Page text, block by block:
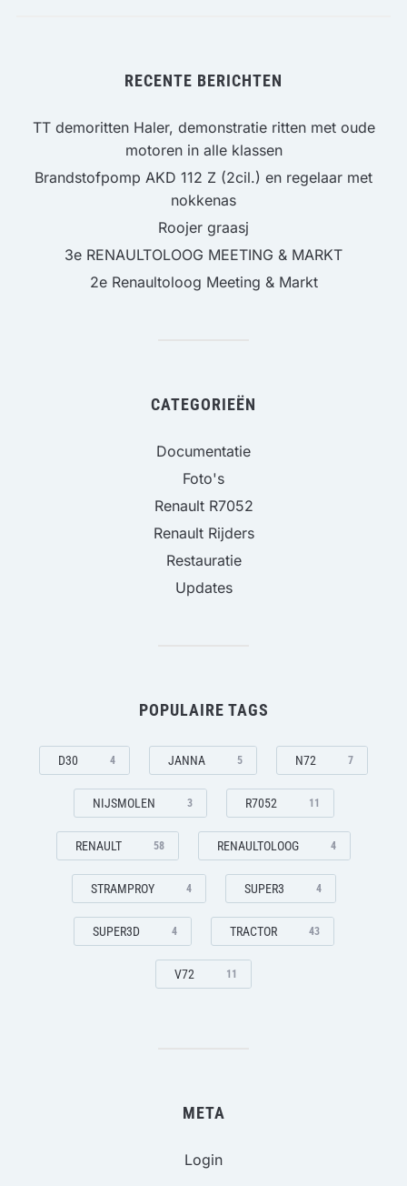
RECENTE BERICHTEN
TT demoritten Haler, demonstratie ritten met oude
motoren in alle klassen
Brandstofpomp AKD 112 Z (2cil.) en regelaar met
nokkenas
Roojer graasj
3e RENAULTOLOOG MEETING & MARKT
2e Renaultoloog Meeting & Markt
CATEGORIEËN
Documentatie
Foto's
Renault R7052
Renault Rijders
Restauratie
Updates
POPULAIRE TAGS
D30 4 JANNA 5 N72 7
NIJSMOLEN 3 R7052 11
RENAULT 58 RENAULTOLOOG 4
STRAMPROY 4 SUPER3 4
SUPER3D 4 TRACTOR 43
V72 11
META
Login